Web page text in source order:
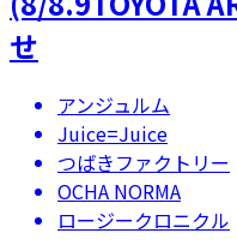
せ
アンジュルム
Juice=Juice
つばきファクトリー
OCHA NORMA
ロージークロニクル